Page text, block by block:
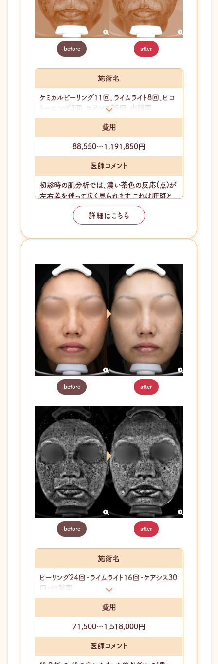
before after
医師コメント
初診時の肌分析では、濃い茶色の反応(点)が
左右差を伴って広く見られます。これは肝斑と
通常のシミが混在し、メラニンが過剰に蓄積し
ている状態と判断できます。刺激で悪化しやす
を安定化。その後、光治療やピコトーニングを
い肌へ改善しています。
施術名
ケミカルピーリング11回、ライムライト8回、ピコ
トーニング3回、ケアシス25回、内服薬
費用
88,550〜1,191,850円
詳細はこちら
before after
before after
医師コメント
施術名
ピーリング24回・ライムライト16回・ケアシス30
回・内服薬
費用
71,500～1,518,000円